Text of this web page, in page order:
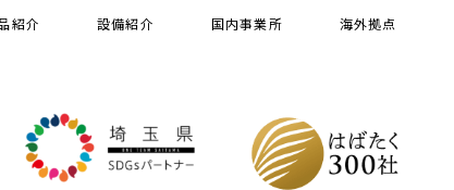
紹介
設備紹介 国内事業所 海外拠点